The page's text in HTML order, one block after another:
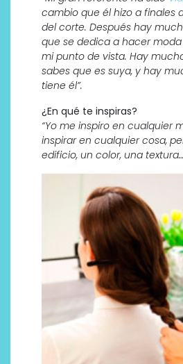
cambio que él hizo a finales
del corte. Después hay
que se dedica a hacer
mi punto de vista. Hay
sabes que es suya, y hay
tiene él”.
¿En qué te inspiras?
“Yo me inspiro en cualquier
inspirar en cualquier cosa,
edificio, un color, una